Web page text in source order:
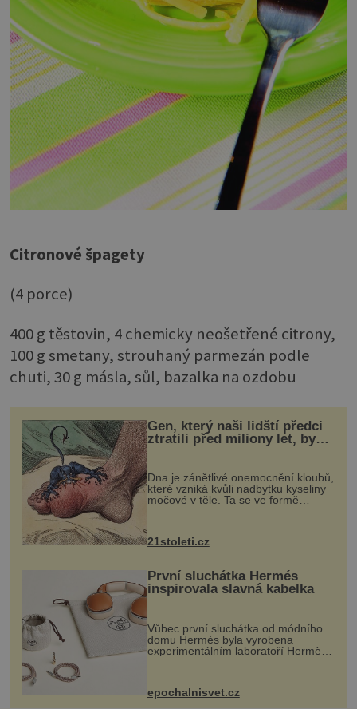
Citronové špagety
(4 porce)
400 g těstovin, 4 chemicky neošetřené citrony,
100 g smetany, strouhaný parmezán podle
chuti, 30 g másla, sůl, bazalka na ozdobu
Gen, který naši lidští předci
ztratili před miliony let, by
mohl pomoci s léčbou
„nemoci králů“
Dna je zánětlivé onemocnění kloubů,
které vzniká kvůli nadbytku kyseliny
močové v těle. Ta se ve formě
nohou, a způsobuje bole...
21stoleti.cz
První sluchátka Hermés
inspirovala slavná kabelka
Vůbec první sluchátka od módního
domu Hermès byla vyrobena
experimentálním laboratoří Hermès
kovový...
epochalnisvet.cz